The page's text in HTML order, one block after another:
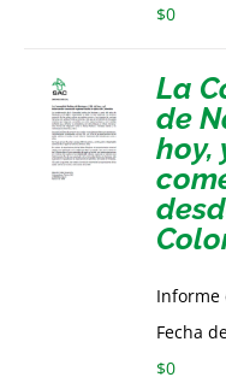
$0
La
de
hoy,
Informe
Fecha
$0